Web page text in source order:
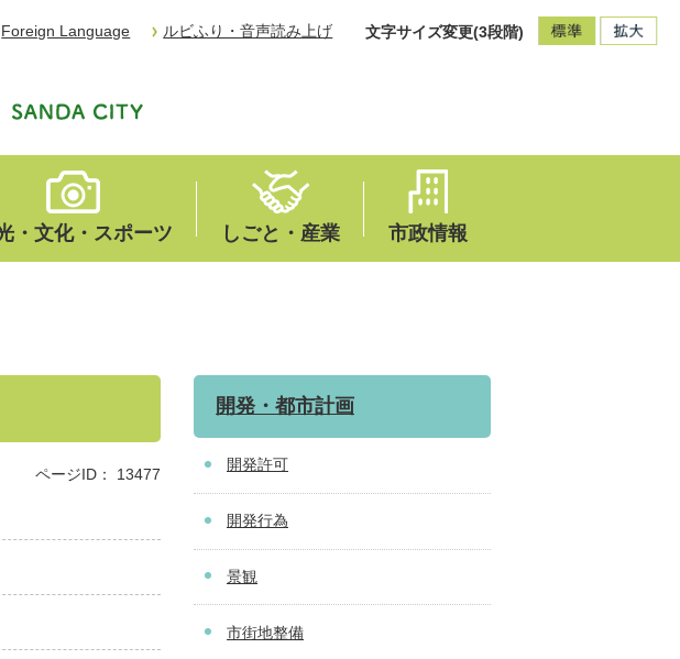
Foreign Language ルビふり・音声読み上げ 文字サイズ変更(3段階)
・文化・スポーツ しごと・産業 市政情報
ページID： 13477
開発・都市計画
開発許可
開発行為
景観
市街地整備